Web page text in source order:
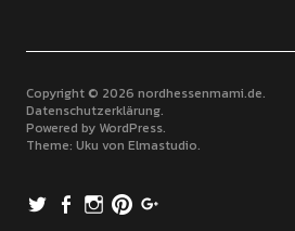
Copyright © 2026 nordhessenmami.de
Datenschutzerklärung
Powered by WordPress
Theme: Uku von Elmastudio